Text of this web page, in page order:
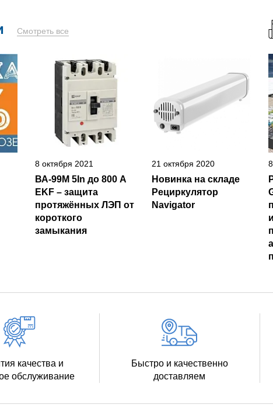
Смотреть все
8 октября 2021
ВА-99М 5In до 800 А
EKF – защита
протяжённых ЛЭП от
короткого
замыкания
21 октября 2020
Новинка на складе
Рециркулятор
Navigator
качества и
обслуживание
Быстро и качественно
доставляем